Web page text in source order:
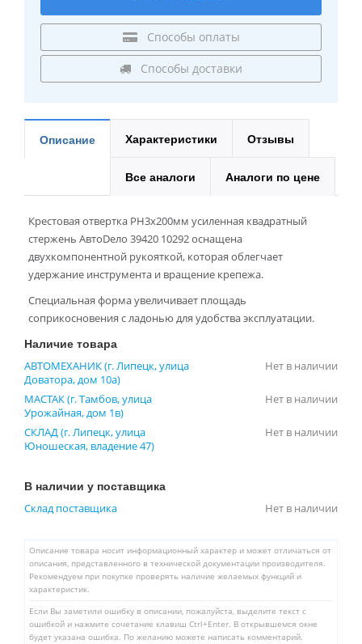
Способы оплаты
Способы доставки
Описание Характеристики Отзывы
Все аналоги Аналоги по цене
Крестовая отвертка PH3x200мм усиленная квадратный
стержень АвтоDело 39420 10292 оснащена
двухкомпонентной рукояткой, которая облегчает
удержание инструмента и вращение крепежа.
Специальная форма увеличивает площадь
соприкосновения с ладонью для удобства эксплуатации.
Наличие товара
АВТОМЕХАНИК (г. Липецк, улица
Доватора, дом 10а)
Нет в наличии
МАСТАК (г. Тамбов, улица
Урожайная, дом 1в)
Нет в наличии
СКЛАД (г. Липецк, улица
Юношеская, владение 47)
Нет в наличии
В наличии у поставщика
Склад поставщика Нет в наличии
Описание товара носит информационный характер и может отличаться от
описания, представленного в технической документации производителя.
Рекомендуем при покупке проверять наличие желаемых функций и
характеристик.
Если Вы заметили ошибку в описании, пожалуйста, выделите текст с
ошибкой и нажмите сочетание клавиш Ctrl+Enter. В открывшемся окне
будет указана ошибка. По желанию можете написать комментарий.